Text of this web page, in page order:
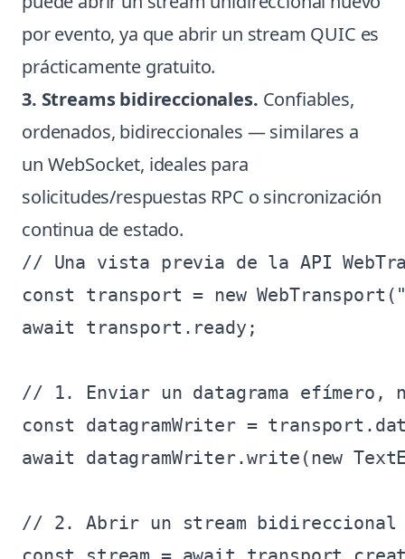
por evento, ya que abrir un stream QUIC es
prácticamente gratuito.
3. Streams bidireccionales. Confiables,
ordenados, bidireccionales — similares a
un WebSocket, ideales para
solicitudes/respuestas RPC o sincronización
continua de estado.
// Una vista previa de la API
const transport = new
await transport.ready;
// 1. Enviar un datagrama efímero,
const datagramWriter =
await datagramWriter.write(new
// 2. Abrir un stream bidireccional